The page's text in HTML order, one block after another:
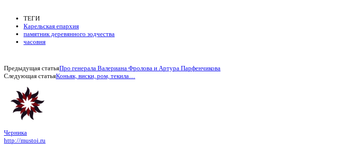
ТЕГИ
Карельская епархия
памятник деревянного зодчества
часовня
Предыдущая статьяПро генерала Валериана Фролова и Артура Парфенчикова
Следующая статьяКоньяк, виски, ром, текила…
Черника
http://mustoi.ru